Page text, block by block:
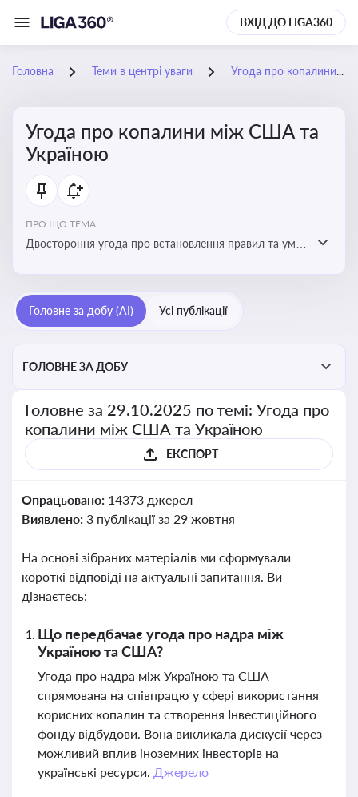
ВХІД ДО LIGA360
Головна Теми в центрі уваги Угода про копалини між США та Україною
Угода про копалини між США та
Україною
ПРО ЩО ТЕМА:
Двостороння угода про встановлення правил та умов
перспективи України
Головне за добу (AI) Усі публікації
ГОЛОВНЕ ЗА ДОБУ
Головне за 29.10.2025 по темі: Угода про
копалини між США та Україною
ЕКСПОРТ
Опрацьовано: 14373 джерел
Виявлено: 3 публікації за 29 жовтня
На основі зібраних матеріалів ми сформували
короткі відповіді на актуальні запитання. Ви
дізнаєтесь:
Що передбачає угода про надра між
Україною та США?
Угода про надра між Україною та США
спрямована на співпрацю у сфері використання
корисних копалин та створення Інвестиційного
фонду відбудови. Вона викликала дискусії через
можливий вплив іноземних інвесторів на
українські ресурси. Джерело